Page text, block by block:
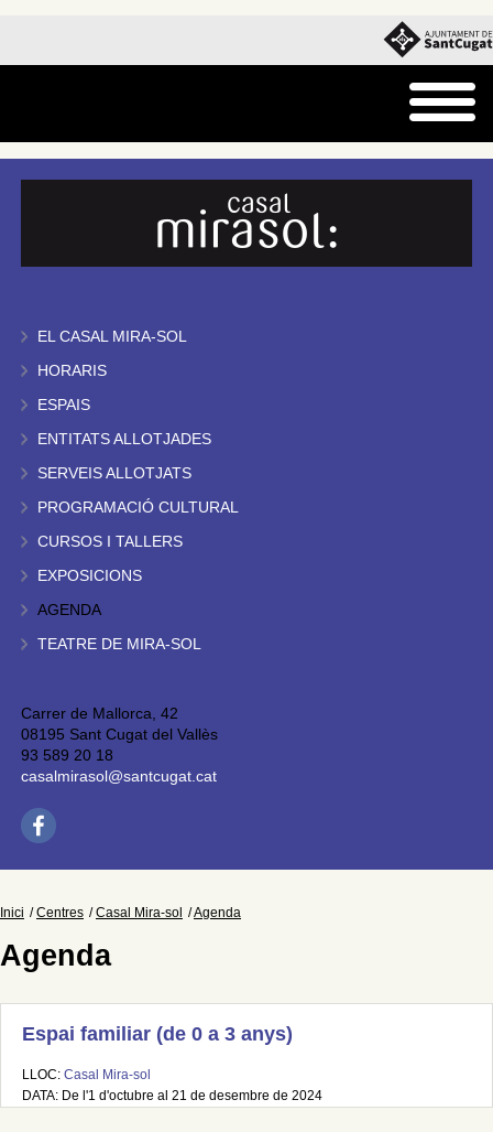
EL CASAL MIRA-SOL
HORARIS
ESPAIS
ENTITATS ALLOTJADES
SERVEIS ALLOTJATS
PROGRAMACIÓ CULTURAL
CURSOS I TALLERS
EXPOSICIONS
AGENDA
TEATRE DE MIRA-SOL
Carrer de Mallorca, 42
08195 Sant Cugat del Vallès
93 589 20 18
casalmirasol@santcugat.cat
Inici Centres Casal Mira-sol Agenda
Agenda
Espai familiar (de 0 a 3 anys)
LLOC: Casal Mira-sol
DATA: De l'1 d'octubre al 21 de desembre de 2024